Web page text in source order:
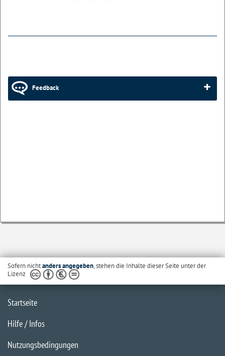
Feedback
Sofern nichtanders angegeben, stehen die Inhalte dieser Seite unter der
Lizenz
Startseite
Hilfe / Infos
Nutzungsbedingungen